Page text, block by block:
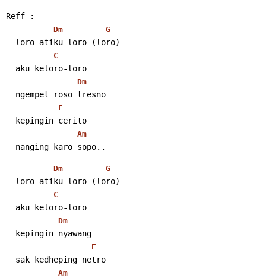
Reff :
Dm G
  loro atiku loro (loro)
C
  aku keloro-loro
Dm
  ngempet roso tresno
E
  kepingin cerito
Am
  nanging karo sopo..
Dm G
  loro atiku loro (loro)
C
  aku keloro-loro
Dm
  kepingin nyawang
E
  sak kedheping netro
Am